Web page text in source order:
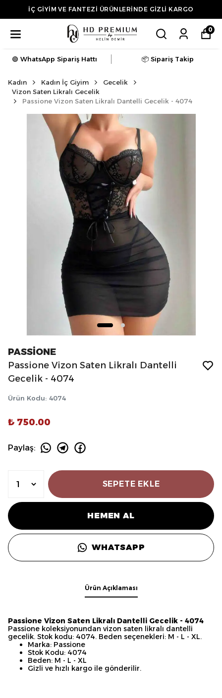
3.500 TL ÜZERİ ALIŞVERİŞLERDE KARGO ÜCRETSİZ
0
🟢 WhatsApp Sipariş Hattı 📦 Sipariş Takip
Kadın Kadın İç Giyim
Gecelik
Vizon Saten Likralı Gecelik
Passione Vizon Saten Likralı Dantelli Gecelik - 4074
PASSİONE
Passione Vizon Saten Likralı Dantelli
Gecelik - 4074
Ürün Kodu: 4074
₺ 750.00
Paylaş:
SEPETE EKLE
HEMEN AL
WHATSAPP
Ürün Açıklaması
Passione Vizon Saten Likralı Dantelli Gecelik - 4074
Passione koleksiyonundan vizon saten likralı dantelli
gecelik. Stok kodu: 4074. Beden seçenekleri: M - L - XL.
Marka: Passione
Stok Kodu: 4074
Beden: M - L - XL
Gizli ve hızlı kargo ile gönderilir.